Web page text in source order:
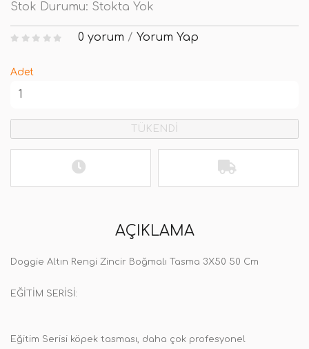
Stok Durumu: Stokta Yok
0 yorum / Yorum Yap
Adet
TÜKENDİ
AÇIKLAMA
Doggie Altın Rengi Zincir Boğmalı Tasma 3X50 50 Cm
EĞİTİM SERİSİ:
Eğitim Serisi köpek tasması, daha çok profesyonel